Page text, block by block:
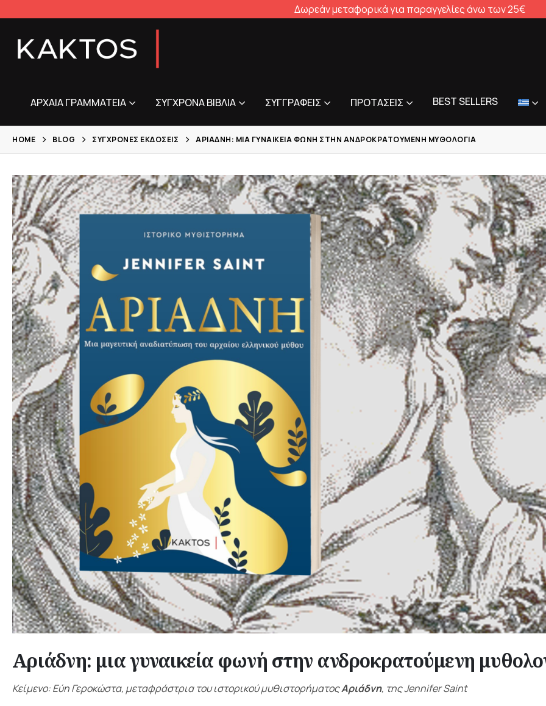
Δωρεάν μεταφορικά για παραγγελίες άνω των 25€
ΑΡΧΑΊΑ ΓΡΑΜΜΑΤΕΊΑ ΣΎΓΧΡΟΝΑ ΒΙΒΛΊΑ ΣΥΓΓΡΑΦΕΊΣ ΠΡΟΤΆΣΕΙΣ BEST SELLERS
HOME BLOG ΣΎΓΧΡΟΝΕΣ ΕΚΔΌΣΕΙΣ ΑΡΙΆΔΝΗ: ΜΙΑ ΓΥΝΑΙΚΕΊΑ ΦΩΝΉ ΣΤΗΝ ΑΝΔΡΟΚΡΑΤΟΎΜΕΝΗ ΜΥΘΟΛΟΓΊΑ
Αριάδνη: μια γυναικεία φωνή στην ανδροκρατούμενη
Κείμενο: Εύη Γεροκώστα, μεταφράστρια του ιστορικού μυθιστορήματοςΑριάδνη, της Jennifer Saint